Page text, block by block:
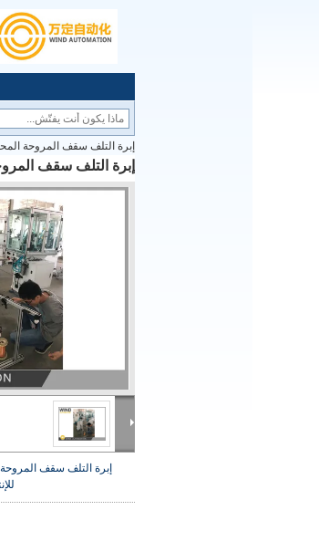
إبرة التلف سقف المروحة
إبرة التلف سقف
إبرة التلف سقف